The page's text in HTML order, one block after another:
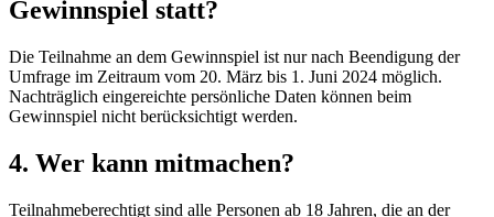
Gewinnspiel statt?
Die Teilnahme an dem Gewinnspiel ist nur nach Beendigung der
Umfrage im Zeitraum vom 20. März bis 1. Juni 2024 möglich.
Nachträglich eingereichte persönliche Daten können beim
Gewinnspiel nicht berücksichtigt werden.
4. Wer kann mitmachen?
Teilnahmeberechtigt sind alle Personen ab 18 Jahren, die an der